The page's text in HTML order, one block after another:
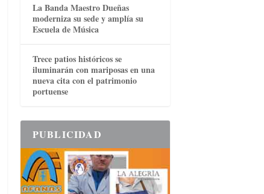
La Banda Maestro Dueñas
moderniza su sede y amplía su
Escuela de Música
Trece patios históricos se
iluminarán con mariposas en una
nueva cita con el patrimonio
portuense
PUBLICIDAD